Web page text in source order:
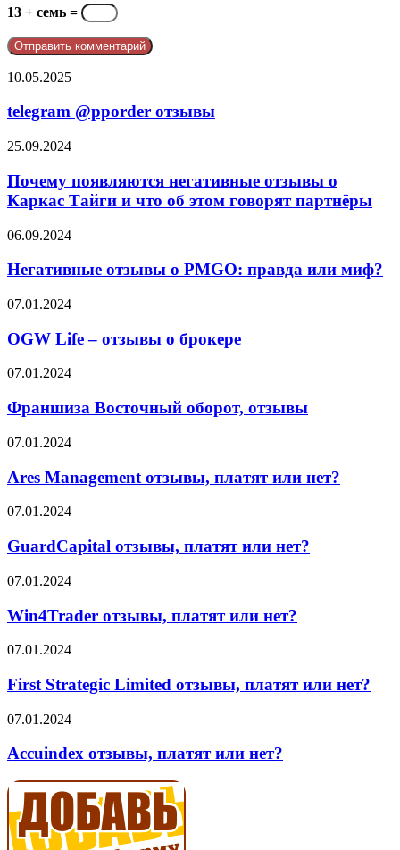
13 + семь =
telegram
отзывы
10.05.2025
telegram @pporder отзывы
Почему
негативные
отзывы
о
Тайги
что
этом
партнёры
25.09.2024
Почему появляются негативные отзывы о
Каркас Тайги и что об этом говорят партнёры
Негативные
о
правда
миф?
06.09.2024
Негативные отзывы о PMGO: правда или миф?
OGW
–
отзывы
о
07.01.2024
OGW Life – отзывы о брокере
Франшиза
оборот,
отзывы
07.01.2024
Франшиза Восточный оборот, отзывы
Ares
отзывы,
платят
или
07.01.2024
Ares Management отзывы, платят или нет?
GuardCapital
платят
или
нет?
07.01.2024
GuardCapital отзывы, платят или нет?
Win4Trader
платят
или
нет?
07.01.2024
Win4Trader отзывы, платят или нет?
First
Limited
отзывы,
платят
или
нет?
07.01.2024
First Strategic Limited отзывы, платят или нет?
Accuindex
платят
нет?
07.01.2024
Accuindex отзывы, платят или нет?